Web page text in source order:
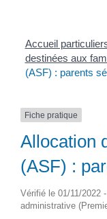
Accueil
destinées aux
(ASF) : parents
Fiche pratique
Allocation
(ASF) :
Vérifié le 01/11/2022
administrative